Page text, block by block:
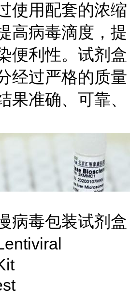
使用配套的浓缩
高病毒滴度，提
便利性。试剂盒
经过严格的质量
果准确、可靠、
病毒包装试剂盒